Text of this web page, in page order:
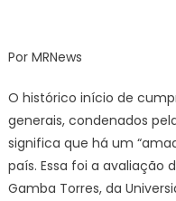
Por MRNews
O histórico início de
generais, condenados
significa que há um
país. Essa foi a avaliação
Gamba Torres, da